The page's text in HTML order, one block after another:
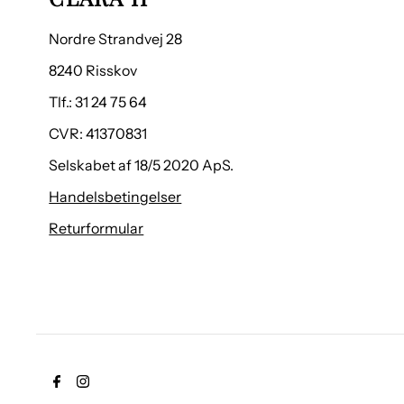
Nordre Strandvej 28
8240 Risskov
Tlf.: 31 24 75 64
CVR: 41370831
Selskabet af 18/5 2020 ApS.
Handelsbetingelser
Returformular